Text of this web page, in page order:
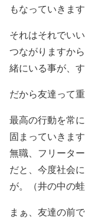
もなっていきます
それはそれでい
つながりますか
緒にいる事が、
だから友達って
最高の行動を常
固まっていきま
無職、フリータ
だと、今度社会
が。（井の中の
まぁ、友達の前